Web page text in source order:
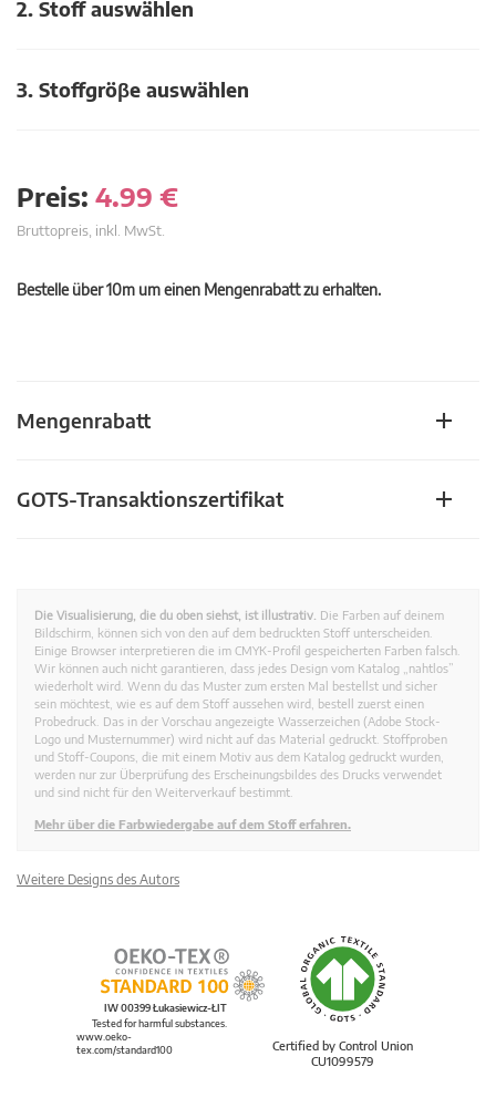
2. Stoff auswählen
3. Stoffgröβe auswählen
Preis: 4.99 €
Bruttopreis, inkl. MwSt.
Bestelle über 10m um einen Mengenrabatt zu erhalten.
Mengenrabatt
GOTS-Transaktionszertifikat
Die Visualisierung, die du oben siehst, ist illustrativ. Die Farben auf deinem
Bildschirm, können sich von den auf dem bedruckten Stoff unterscheiden.
Einige Browser interpretieren die im CMYK-Profil gespeicherten Farben falsch.
Wir können auch nicht garantieren, dass jedes Design vom Katalog „nahtlos”
wiederholt wird. Wenn du das Muster zum ersten Mal bestellst und sicher
sein möchtest, wie es auf dem Stoff aussehen wird, bestell zuerst einen
Probedruck. Das in der Vorschau angezeigte Wasserzeichen (Adobe Stock-
Logo und Musternummer) wird nicht auf das Material gedruckt. Stoffproben
und Stoff-Coupons, die mit einem Motiv aus dem Katalog gedruckt wurden,
werden nur zur Überprüfung des Erscheinungsbildes des Drucks verwendet
und sind nicht für den Weiterverkauf bestimmt.
Mehr über die Farbwiedergabe auf dem Stoff erfahren.
Weitere Designs des Autors
Certified by Control Union
CU1099579
IW 00399 Łukasiewicz-ŁIT
Tested for harmful substances.
www.oeko-
tex.com/standard100